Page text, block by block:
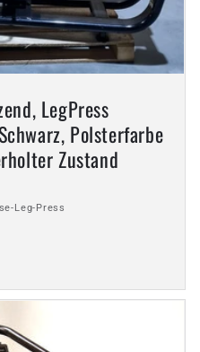
LegPress
Polsterfarbe
Zustand
Leg-Press